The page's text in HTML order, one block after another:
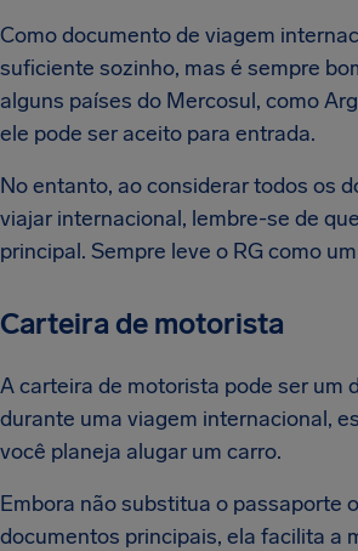
Como documento de viagem
suficiente sozinho, mas é sempre
alguns países do Mercosul, como
ele pode ser aceito para entrada.
No entanto, ao considerar todos os
viajar internacional, lembre-se de
principal. Sempre leve o RG como
Carteira de motorista
A carteira de motorista pode ser um
durante uma viagem internacional,
você planeja alugar um carro.
Embora não substitua o passaporte
documentos principais, ela facilita a